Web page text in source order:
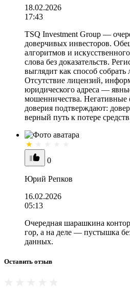
18.02.2026
17:43
TSQ Investment Group —
доверчивых инвесторов.
алгоритмов и
слова без доказательств.
выглядит как способ
Отсутствие лицензий,
юридического адреса —
мошенничества.
доверия подтверждают:
верный путь к потере
0
Юрий Репков
16.02.2026
05:13
Очередная шарашкина
гор, а на деле — пустышка
данных.
Оставить отзыв